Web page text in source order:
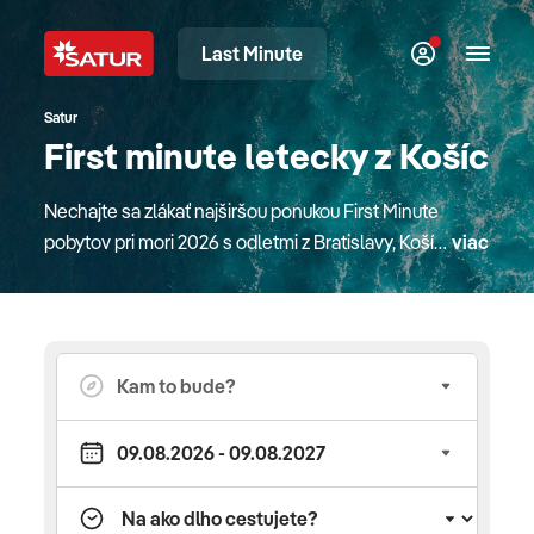
Last Minute
Satur
First minute letecky z Košíc
Nechajte sa zlákať najširšou ponukou First Minute
pobytov pri mori 2026 s odletmi z Bratislavy, Košíc,
Piešťan alebo z Popradu. K dispozícii sú pre vás
podmienky pre kúpu zájazdu "Leto 2026" v období
predaja od 01.04.2026 s termínom nástupu na
zájazd od 16.05.2026 do 17.10.2026 V rámci obdobia
kúpy zájazdu v čase od 01.04.2026 do vypredania s
termínom nástupu na zájazd od 16.05.2026 do
viac